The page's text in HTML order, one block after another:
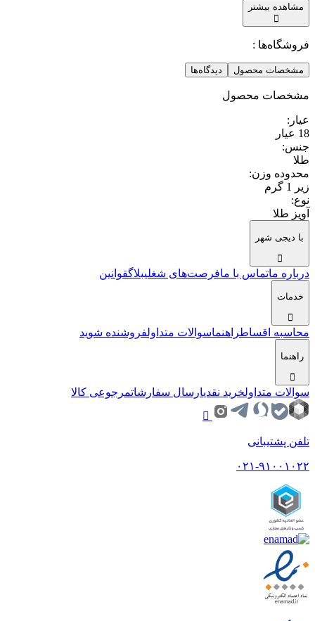
مشاهده بیشتر
فروشگاه‌ها :
مشخصات محصول دیدگاه‌ها
مشخصات محصول
عیار :
18 عیار
جنس:
طلا
محدوده وزن:
زیر 1 گرم
نوع:
آویز طلا
با دیجی شهر
درباره ماتماس با مافرصت‌های شغلیبلاگقوانین
خدمات
محاسبه اقساطراهنماسوالات متداولفروشنده شوید
راهنما
سوالات متداولخرید نقدیارسال سفارشاتمرجوعی کالا
تلفن پشتیبانی
۰۲۱-۹۱۰۰۱۰۲۲